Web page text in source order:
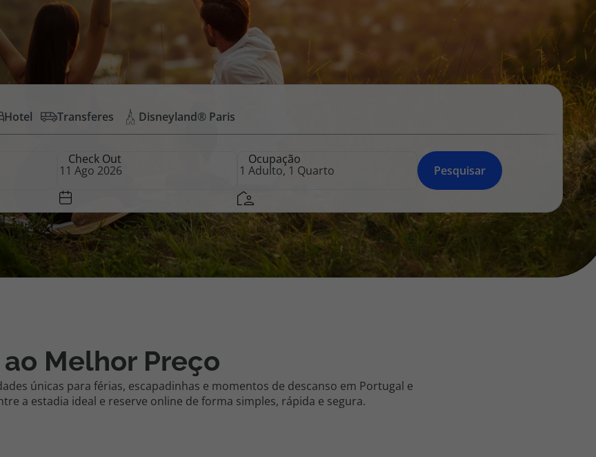
Apoio ao cliente no Estrangeiro
facilidade na marcação das suas viagens, tem ainda ao seu
dispor o nosso call center a funcionar todos os dias úteis das
10:00 às 20:00 e Sábado das 10:00 às 14:00.
Hotel Transferes Disneyland® Paris
Check Out Ocupação
Pesquisar
Melhor Preço
únicas para férias, escapadinhas e momentos de descanso em Portugal e
a estadia ideal e reserve online de forma simples, rápida e segura.